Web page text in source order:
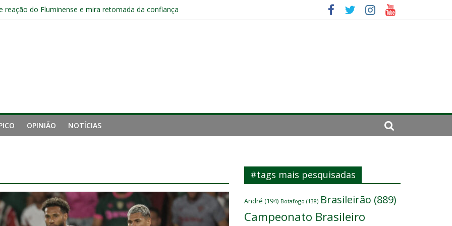
reação do Fluminense e mira retomada da confiança
Fluminense e pede virada de chave pós-eliminação: “Temos que virar a página”
Brasileirão e fica no Fluminense
OPINIÃO NOTÍCIAS
#tags mais pesquisadas
André (194) Botafogo (138) Brasileirão (889)
Campeonato Brasileiro